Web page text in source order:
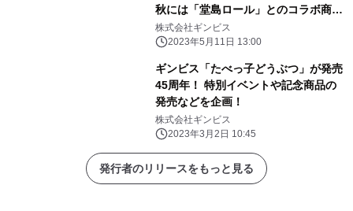
秋には「堂島ロール」とのコラボ商品
を発売！
株式会社ギンビス
2023年5月11日 13:00
ギンビス「たべっ子どうぶつ」が発売
45周年！ 特別イベントや記念商品の
発売などを企画！
株式会社ギンビス
2023年3月2日 10:45
発行者のリリースをもっと見る